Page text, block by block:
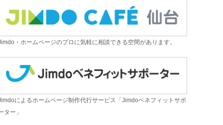
・ホームページのプロに気軽に相談できる空間があります。
によるホームページ制作代行サービス「Jimdoベネフィットサポ
ター」